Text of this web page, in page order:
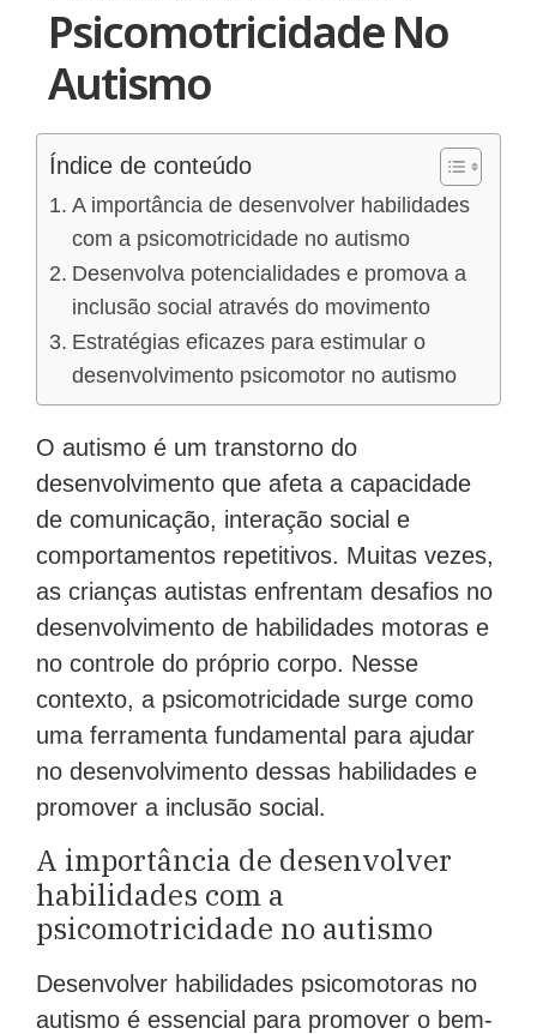
Psicomotricidade No
Autismo
Índice de conteúdo
A importância de desenvolver habilidades
com a psicomotricidade no autismo
Desenvolva potencialidades e promova a
inclusão social através do movimento
Estratégias eficazes para estimular o
desenvolvimento psicomotor no autismo
O autismo é um transtorno do
desenvolvimento que afeta a capacidade
de comunicação, interação social e
comportamentos repetitivos. Muitas vezes,
as crianças autistas enfrentam desafios no
desenvolvimento de habilidades motoras e
no controle do próprio corpo. Nesse
contexto, a psicomotricidade surge como
uma ferramenta fundamental para ajudar
no desenvolvimento dessas habilidades e
promover a inclusão social.
A importância de desenvolver
habilidades com a
psicomotricidade no autismo
Desenvolver habilidades psicomotoras no
autismo é essencial para promover o bem-